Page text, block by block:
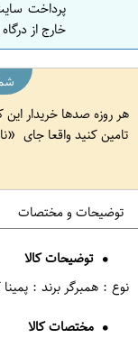
پرداخت
خارج از
هر روزه صدها خریدار این
تامین کنید واقعا جای
توضیحات و مختصات
توضیحات کالا
نوع : همبرگر برند : پمینا
مختصات کالا